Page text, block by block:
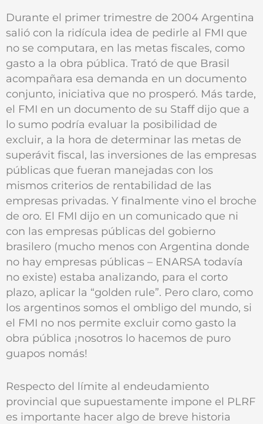
Durante el primer trimestre de 2004 Argentina
salió con la ridícula idea de pedirle al FMI que
no se computara, en las metas fiscales, como
gasto a la obra pública. Trató de que Brasil
acompañara esa demanda en un documento
conjunto, iniciativa que no prosperó. Más tarde,
el FMI en un documento de su Staff dijo que a
lo sumo podría evaluar la posibilidad de
excluir, a la hora de determinar las metas de
superávit fiscal, las inversiones de las empresas
públicas que fueran manejadas con los
mismos criterios de rentabilidad de las
empresas privadas. Y finalmente vino el broche
de oro. El FMI dijo en un comunicado que ni
con las empresas públicas del gobierno
brasilero (mucho menos con Argentina donde
no hay empresas públicas – ENARSA todavía
no existe) estaba analizando, para el corto
plazo, aplicar la “golden rule”. Pero claro, como
los argentinos somos el ombligo del mundo, si
el FMI no nos permite excluir como gasto la
obra pública ¡nosotros lo hacemos de puro
guapos nomás!
Respecto del límite al endeudamiento
provincial que supuestamente impone el PLRF
es importante hacer algo de breve historia